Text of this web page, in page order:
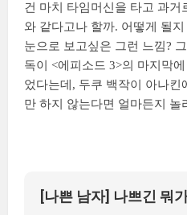
건 마치 타임머신을 타고 과거
와 같다고나 할까. 어떻게 될
눈으로 보고싶은 그런 느낌?
독이 <에피소드 3>의 마지막
었다는데, 두쿠 백작이 아나킨
만 하지 않는다면 얼마든지 놀
[나쁜 남자] 나쁘긴 뭐